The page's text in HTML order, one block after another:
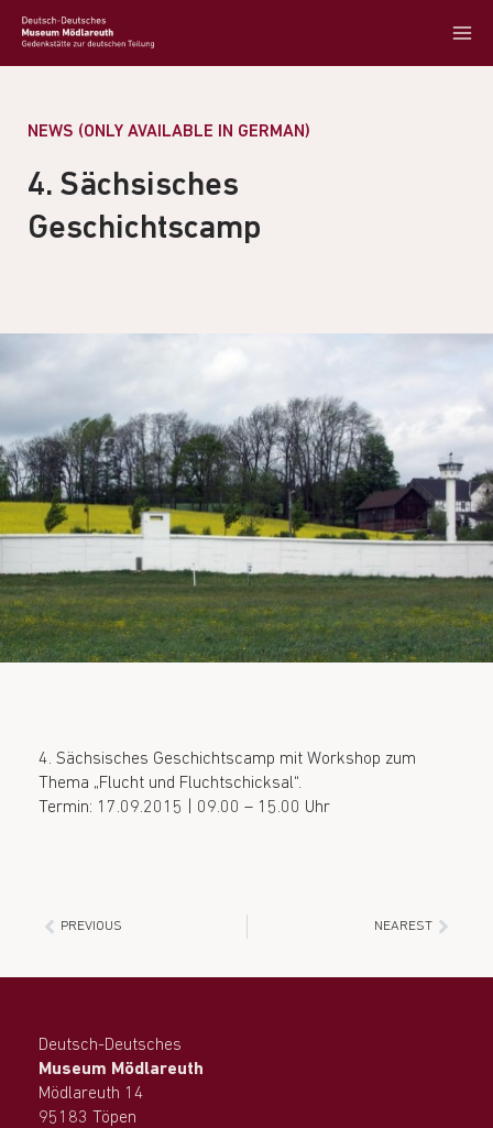
NEWS (ONLY AVAILABLE IN GERMAN)
4. Sächsisches
Geschichtscamp
4. Sächsisches Geschichtscamp mit Workshop zum
Thema „Flucht und Fluchtschicksal“.
Termin: 17.09.2015 | 09.00 – 15.00 Uhr
PREVIOUS NEAREST
Deutsch-Deutsches
Museum Mödlareuth
Mödlareuth 14
95183 Töpen